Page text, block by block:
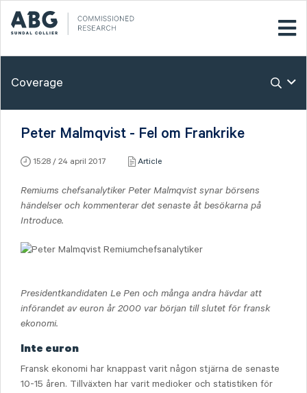
Coverage
Peter Malmqvist - Fel om Frankrike
15:28 / 24 april 2017 Article
Remiums chefsanalytiker Peter Malmqvist synar börsens
händelser och kommenterar det senaste åt besökarna på
Introduce.
Presidentkandidaten Le Pen och många andra hävdar att
införandet av euron år 2000 var början till slutet för fransk
ekonomi.
Inte euron
Fransk ekonomi har knappast varit någon stjärna de senaste
10-15 åren. Tillväxten har varit medioker och statistiken för